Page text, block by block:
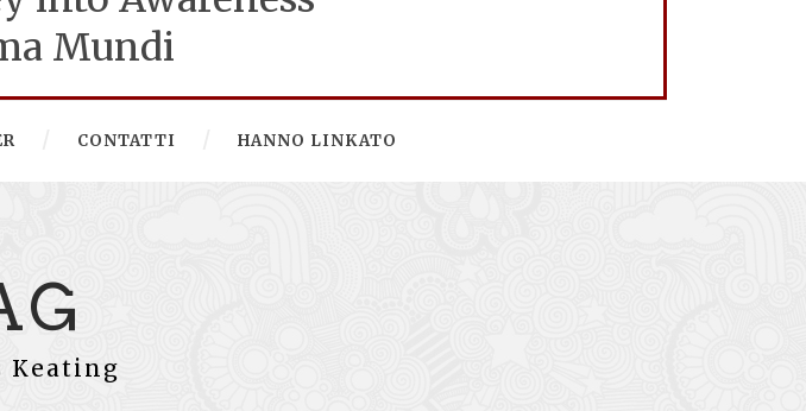
Mundi
CONTATTI HANNO LINKATO
Keating